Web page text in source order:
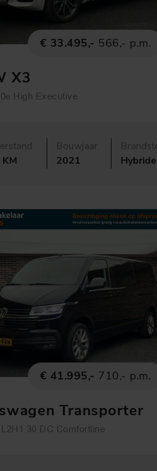
€ 33.495,- 566,- p.m.
X3
High Executive
Bouwjaar
2021
Hybride
€ 41.995,- 710,- p.m.
Transporter
30 DC Comfortline